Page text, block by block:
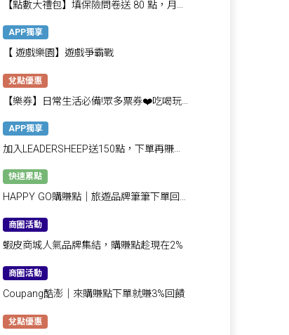
【點數大禮包】填保險問卷送 80 點，月月
APP獨享
【 遊戲樂園】遊戲爭霸戰
兌點優惠
【樂券】日常生活必備!眾多票券❤️吃喝玩
APP獨享
加入LEADERSHEEP送150點，下單再賺
快速累點
HAPPY GO購賺點｜旅遊品牌筆筆下單回饋
商圈活動
蝦皮商城人氣品牌集結，購賺點趁現在2%
商圈活動
Coupang酷澎｜來購賺點下單就賺3%回饋
兌點優惠